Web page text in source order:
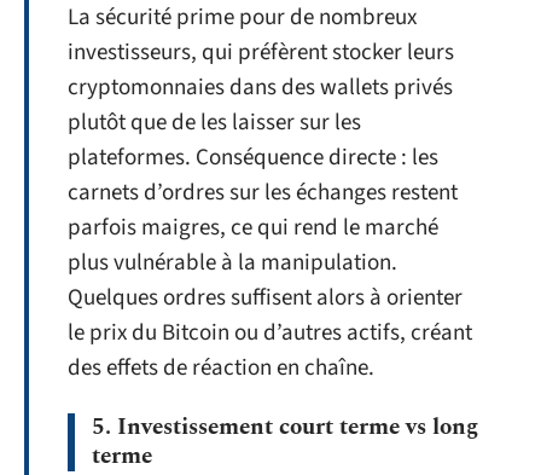
La sécurité prime pour de nombreux
investisseurs, qui préfèrent stocker leurs
cryptomonnaies dans des wallets privés
plutôt que de les laisser sur les
plateformes. Conséquence directe : les
carnets d’ordres sur les échanges restent
parfois maigres, ce qui rend le marché
plus vulnérable à la manipulation.
Quelques ordres suffisent alors à orienter
le prix du Bitcoin ou d’autres actifs, créant
des effets de réaction en chaîne.
5. Investissement court terme vs long
terme